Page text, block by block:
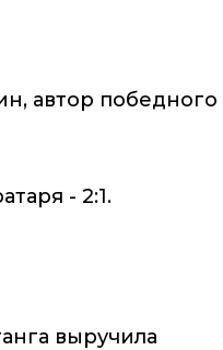
автор победного
- 2:1.
выручила